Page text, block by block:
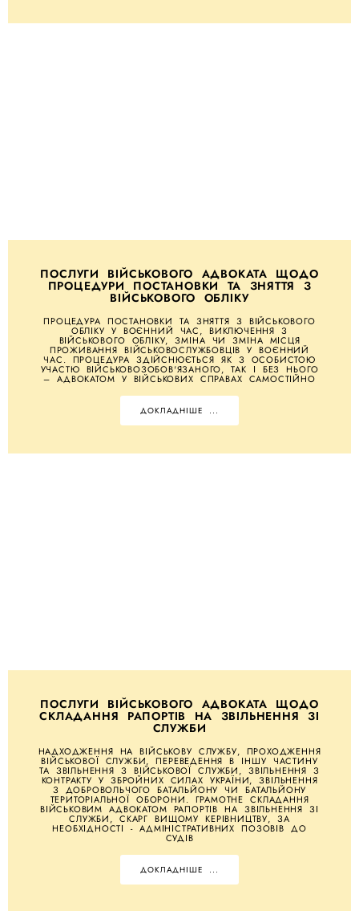
ПОСЛУГИ ВІЙСЬКОВОГО АДВОКАТА ЩОДО
ПРОЦЕДУРИ ПОСТАНОВКИ ТА ЗНЯТТЯ З
ВІЙСЬКОВОГО ОБЛІКУ
ПРОЦЕДУРА ПОСТАНОВКИ ТА ЗНЯТТЯ З ВІЙСЬКОВОГО
ОБЛІКУ У ВОЄННИЙ ЧАС, ВИКЛЮЧЕННЯ З
ВІЙСЬКОВОГО ОБЛІКУ, ЗМІНА ЧИ ЗМІНА МІСЦЯ
ПРОЖИВАННЯ ВІЙСЬКОВОСЛУЖБОВЦІВ У ВОЄННИЙ
ЧАС. ПРОЦЕДУРА ЗДІЙСНЮЄТЬСЯ ЯК З ОСОБИСТОЮ
УЧАСТЮ ВІЙСЬКОВОЗОБОВ'ЯЗАНОГО, ТАК І БЕЗ НЬОГО
– АДВОКАТОМ У ВІЙСЬКОВИХ СПРАВАХ САМОСТІЙНО
ДОКЛАДНІШЕ ...
ПОСЛУГИ ВІЙСЬКОВОГО АДВОКАТА ЩОДО
СКЛАДАННЯ РАПОРТІВ НА ЗВІЛЬНЕННЯ ЗІ
СЛУЖБИ
НАДХОДЖЕННЯ НА ВІЙСЬКОВУ СЛУЖБУ, ПРОХОДЖЕННЯ
ВІЙСЬКОВОЇ СЛУЖБИ, ПЕРЕВЕДЕННЯ В ІНШУ ЧАСТИНУ
ТА ЗВІЛЬНЕННЯ З ВІЙСЬКОВОЇ СЛУЖБИ, ЗВІЛЬНЕННЯ З
КОНТРАКТУ У ЗБРОЙНИХ СИЛАХ УКРАЇНИ, ЗВІЛЬНЕННЯ
З ДОБРОВОЛЬЧОГО БАТАЛЬЙОНУ ЧИ БАТАЛЬЙОНУ
ТЕРИТОРІАЛЬНОЇ ОБОРОНИ. ГРАМОТНЕ СКЛАДАННЯ
ВІЙСЬКОВИМ АДВОКАТОМ РАПОРТІВ НА ЗВІЛЬНЕННЯ ЗІ
СЛУЖБИ, СКАРГ ВИЩОМУ КЕРІВНИЦТВУ, ЗА
НЕОБХІДНОСТІ - АДМІНІСТРАТИВНИХ ПОЗОВІВ ДО
СУДІВ
ДОКЛАДНІШЕ ...